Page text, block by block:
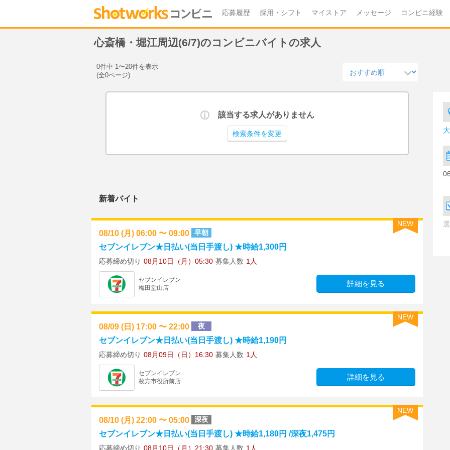
応募履歴 採用・シフト マイストア メッセージ コンビニ経験
心斎橋・堀江周辺(6/7)のコンビニバイトの求人
0件中 1〜20件を表示
(全0ページ)
該当する求人がありません
検索条件を変更
新着バイト
NEW
08/10 (月) 06:00 〜 09:00 早朝
セブンイレブン★日払い(当日手渡し) ★時給1,300円
応募締め切り 08月10日（月）05:30 募集人数 1人
セブンイレブン
梅田堂山店
詳細を見る
NEW
08/09 (日) 17:00 〜 22:00 夜
セブンイレブン★日払い(当日手渡し) ★時給1,190円
応募締め切り 08月09日（日）16:30 募集人数 1人
セブンイレブン
枚方市役所前店
詳細を見る
NEW
08/10 (月) 22:00 〜 05:00 深夜
セブンイレブン★日払い(当日手渡し) ★時給1,180円 /深夜1,475円
応募締め切り 08月10日（月）21:30 募集人数 1人